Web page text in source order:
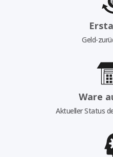
Geld-
Ware
Aktueller Status